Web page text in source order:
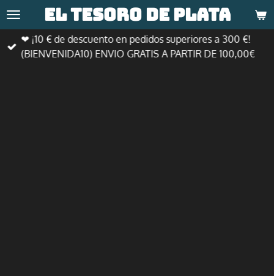
Ir
al
contenido
principal
El tesoro de plata
❤ ¡10 € de descuento en pedidos superiores a 300 €!
(BIENVENIDA10) ENVIO GRATIS A PARTIR DE 100,00€